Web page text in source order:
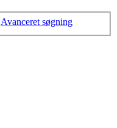
Avanceret søgning